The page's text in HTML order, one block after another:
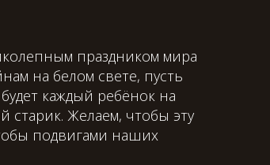
праздником мира
на белом свете, пусть
каждый ребёнок на
старик. Желаем, чтобы эту
подвигами наших